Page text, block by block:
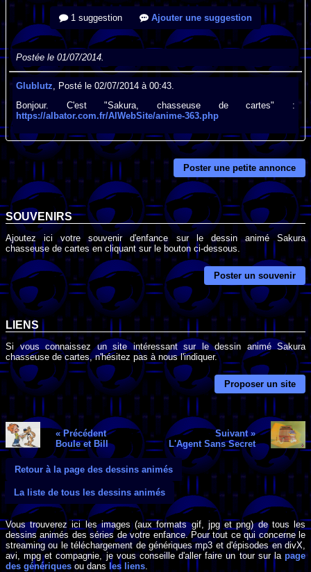
1 suggestion Ajouter une suggestion
Postée le 01/07/2014.
Glublutz , Posté le 02/07/2014 à 00:43.
Bonjour. C'est "Sakura, chasseuse de cartes" :
https://albator.com.fr/AlWebSite/anime-363.php
Poster une petite annonce
SOUVENIRS
Ajoutez ici votre souvenir d'enfance sur le dessin animé Sakura
chasseuse de cartes en cliquant sur le bouton ci-dessous.
Poster un souvenir
LIENS
Si vous connaissez un site intéressant sur le dessin animé Sakura
chasseuse de cartes, n'hésitez pas à nous l'indiquer.
Proposer un site
« Précédent
Boule et Bill
Suivant »
L'Agent Sans Secret
Retour à la page des dessins animés
La liste de tous les dessins animés
Vous trouverez ici les images (aux formats gif, jpg et png) de tous les
dessins animés des séries de votre enfance. Pour tout ce qui concerne le
streaming ou le téléchargement de génériques mp3 et d'épisodes en divX,
avi, mpg et compagnie, je vous conseille d'aller faire un tour sur la page
des génériques ou dans les liens